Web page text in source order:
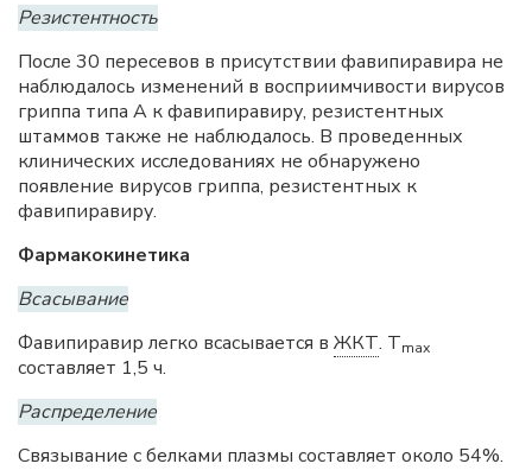
Резистентность
После 30 пересевов в присутствии фавипиравира не
наблюдалось изменений в восприимчивости вирусов
гриппа типа А к фавипиравиру, резистентных
штаммов также не наблюдалось. В проведенных
клинических исследованиях не обнаружено
появление вирусов гриппа, резистентных к
фавипиравиру.
Фармакокинетика
Всасывание
Фавипиравир легко всасывается в ЖКТ. Тmах
составляет 1,5 ч.
Распределение
Связывание с белками плазмы составляет около 54%.